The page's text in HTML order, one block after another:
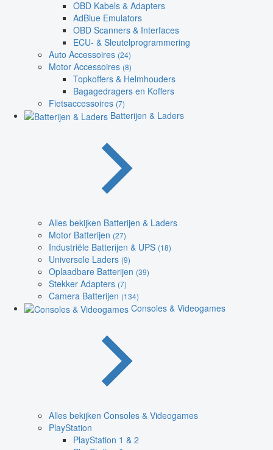
OBD Kabels & Adapters
AdBlue Emulators
OBD Scanners & Interfaces
ECU- & Sleutelprogrammering
Auto Accessoires (24)
Motor Accessoires (8)
Topkoffers & Helmhouders
Bagagedragers en Koffers
Fietsaccessoires (7)
Batterijen & Laders
Alles bekijken Batterijen & Laders
Motor Batterijen (27)
Industriële Batterijen & UPS (18)
Universele Laders (9)
Oplaadbare Batterijen (39)
Stekker Adapters (7)
Camera Batterijen (134)
Consoles & Videogames
Alles bekijken Consoles & Videogames
PlayStation
PlayStation 1 & 2